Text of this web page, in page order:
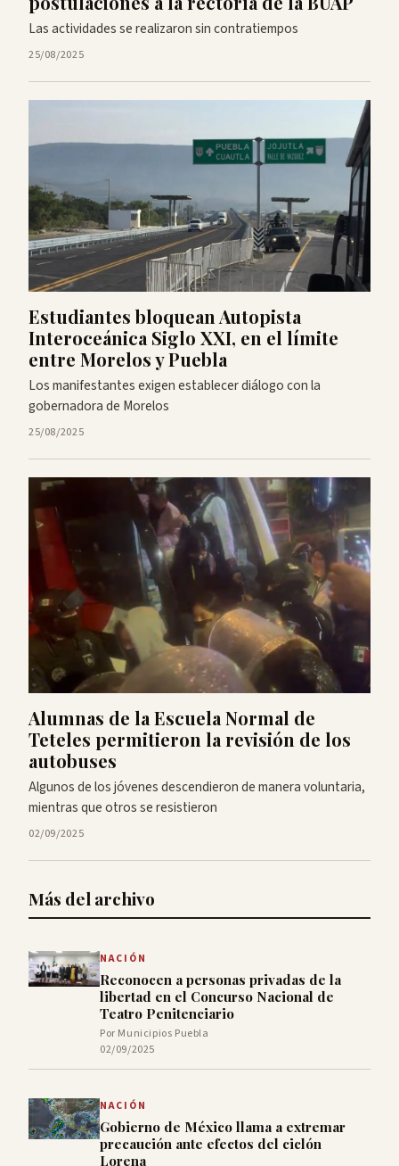
Las actividades se realizaron sin contratiempos
25/08/2025
Estudiantes bloquean Autopista
Interoceánica Siglo XXI, en el límite
entre Morelos y Puebla
Los manifestantes exigen establecer diálogo con la
gobernadora de Morelos
25/08/2025
Alumnas de la Escuela Normal de
Teteles permitieron la revisión de los
autobuses
Algunos de los jóvenes descendieron de manera voluntaria,
mientras que otros se resistieron
02/09/2025
Más del archivo
NACIÓN
Reconocen a personas privadas de la
libertad en el Concurso Nacional de
Teatro Penitenciario
Por Municipios Puebla
02/09/2025
NACIÓN
Gobierno de México llama a extremar
precaución ante efectos del ciclón
Lorena